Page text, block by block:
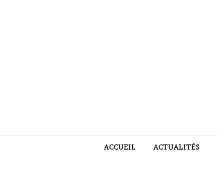
ACCUEIL ACTUALITÉS